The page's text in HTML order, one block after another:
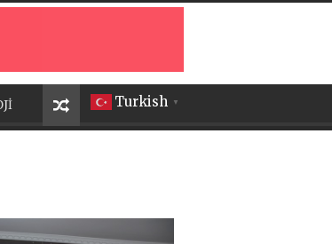
Turkish ▼